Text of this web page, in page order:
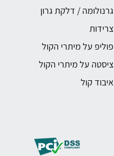
גרנולומה / דלקת גרון
צרידות
פוליפ על מיתרי הקול
ציסטה על מיתרי הקול
איבוד קול